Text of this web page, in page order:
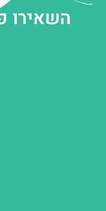
השאירו